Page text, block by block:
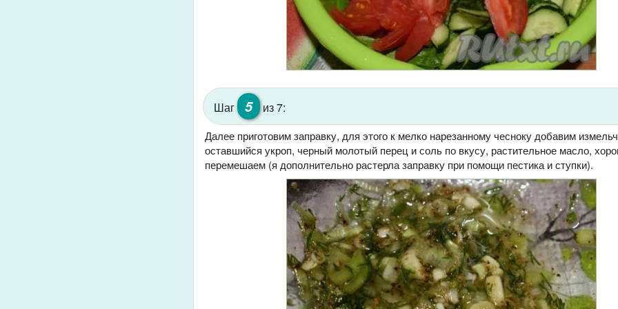
Шаг 5 из 7:
Далее приготовим заправку, для этого к мелко нарезанному чесноку добавим
оставшийся укроп, черный молотый перец и соль по вкусу, растительное масло,
перемешаем (я дополнительно растерла заправку при помощи пестика и ступки).